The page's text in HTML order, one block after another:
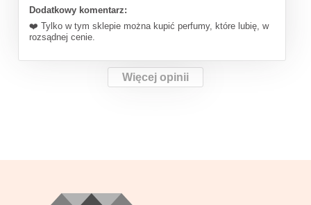
Dodatkowy komentarz:
❤️ Tylko w tym sklepie można kupić perfumy, które lubię, w
rozsądnej cenie.
Więcej opinii